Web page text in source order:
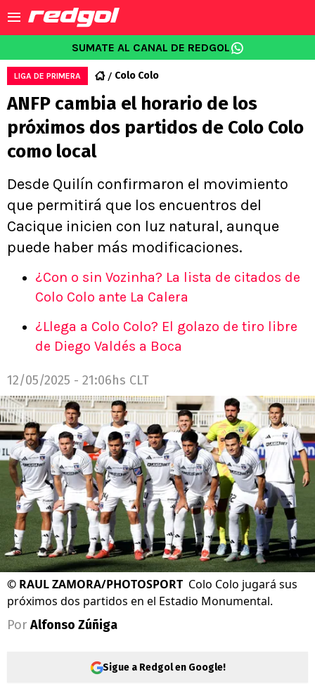
SUMATE AL CANAL DE REDGOL
LIGA DE PRIMERA Colo Colo
ANFP cambia el horario de los
próximos dos partidos de Colo Colo
como local
Desde Quilín confirmaron el movimiento
que permitirá que los encuentros del
Cacique inicien con luz natural, aunque
puede haber más modificaciones.
¿Con o sin Vozinha? La lista de citados de
Colo Colo ante La Calera
¿Llega a Colo Colo? El golazo de tiro libre
de Diego Valdés a Boca
12/05/2025 - 21:06hs CLT
© RAUL ZAMORA/PHOTOSPORT Colo Colo jugará sus
próximos dos partidos en el Estadio Monumental.
Por Alfonso Zúñiga
Sigue a Redgol en Google!